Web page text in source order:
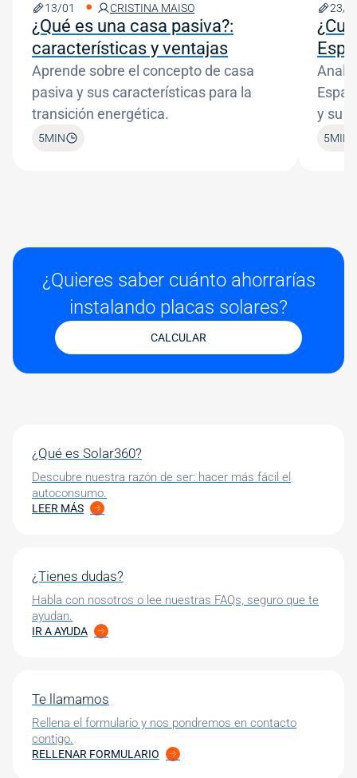
13/01 CRISTINA MAISO
¿Qué es una casa pasiva?:
características y ventajas
Aprende sobre el concepto de casa
pasiva y sus características para la
transición energética.
5MIN
23/
y su
5MIN
¿Quieres saber cuánto ahorrarías
instalando placas solares?
CALCULAR
¿Qué es Solar360?
Descubre nuestra razón de ser: hacer más fácil el
autoconsumo.
LEER MÁS
¿Tienes dudas?
Habla con nosotros o lee nuestras FAQs, seguro que te
ayudan.
IR A AYUDA
Te llamamos
Rellena el formulario y nos pondremos en contacto
contigo.
RELLENAR FORMULARIO